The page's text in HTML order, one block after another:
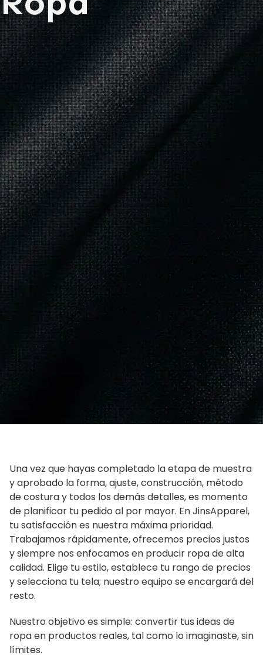
Una vez que hayas completado la etapa de muestra
y aprobado la forma, ajuste, construcción, método
de costura y todos los demás detalles, es momento
de planificar tu pedido al por mayor. En JinsApparel,
tu satisfacción es nuestra máxima prioridad.
Trabajamos rápidamente, ofrecemos precios justos
y siempre nos enfocamos en producir ropa de alta
calidad. Elige tu estilo, establece tu rango de precios
y selecciona tu tela; nuestro equipo se encargará del
resto.
Nuestro objetivo es simple: convertir tus ideas de
ropa en productos reales, tal como lo imaginaste, sin
límites.